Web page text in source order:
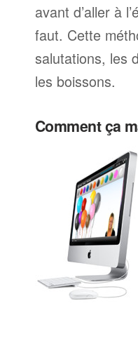
avant d’aller à
faut. Cette
salutations, les
les boissons.
Comment ça